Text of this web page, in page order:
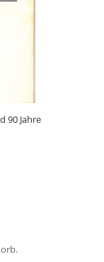
90 Jahre